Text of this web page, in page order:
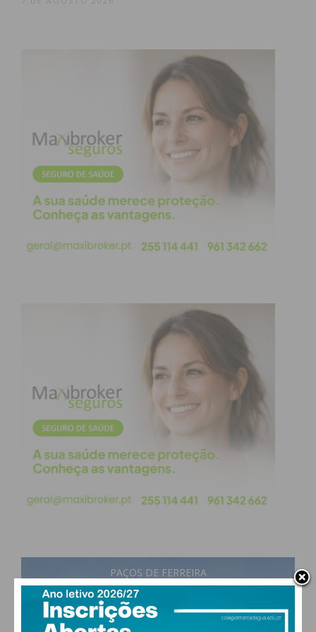
Presente na sessão, Cláudia Babo, filha do ex-
autarca, que destacou a “enorme emoção e
orgulho”, com que receberam a homenagem e
destacou a dedicação à freguesia “que adorava e
amava, muitas vezes em prejuízo da vida pessoal”.
Paulo Ferreira, presidente da Câmara Municipal de
Paços de Ferreira referiu a “inspiração” que Tiago
Babo foi para muitos autarcas. “Era um homem
extraordinário, de uma simpatia contagiante e um
Segundo o autarca, destacou ainda a dedicação de
Tiago Babo à cidade, “o autarca exemplar” que foi.
E, nesse sentido, referiu a justiça da homenagem e
agradeceu à Junta de Freguesia de Paços de
Ferreira pela iniciativa.
Subscreva a newsletter do
Imediato
PAÇOS DE FERREIRA
24°
68% humidade